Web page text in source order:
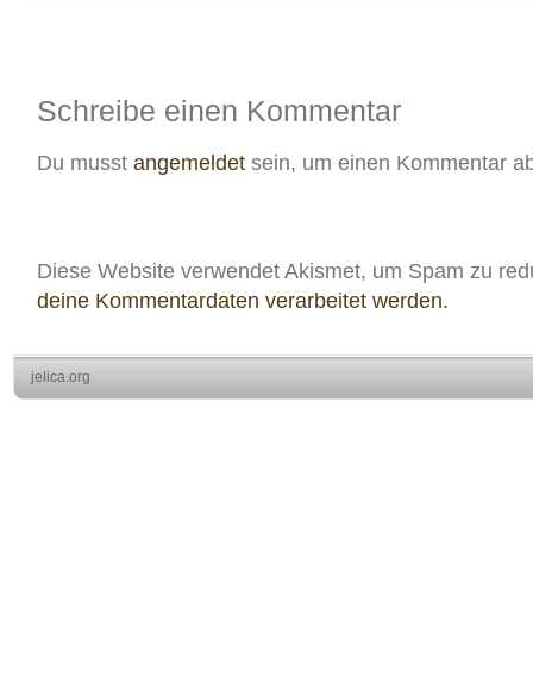
Schreibe einen Kommentar
Du musst angemeldet sein, um einen Kommentar
Diese Website verwendet Akismet, um Spam zu
deine Kommentardaten verarbeitet werden.
jelica.org